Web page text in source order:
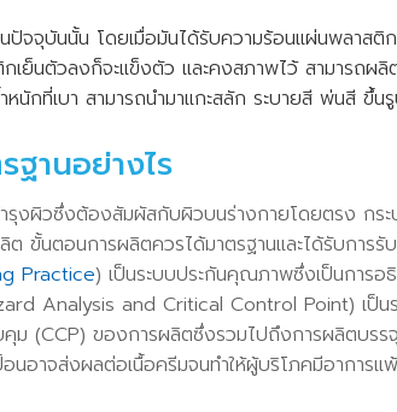
จจุบันนั้น โดยเมื่อมันได้รับความร้อนแผ่นพลาสติ
ย็นตัวลงก็จะแข็งตัว และคงสภาพไว้ สามารถผ
นักที่เบา สามารถนำมาแกะสลัก ระบายสี พ่นสี ขึ้
ฐานอย่างไร
งผิวซึ่งต้องสัมผัสกับผิวบนร่างกายโดยตรง กร
ขั้นตอนการผลิตควรได้มาตรฐานและได้รับการ
Practice) เป็นระบบประกันคุณภาพซึ่งเป็นการ
Analysis and Critical Control Point) เป็น
(CCP) ของการผลิตซึ่งรวมไปถึงการผลิตบร
อนอาจส่งผลต่อเนื้อครีมจนทำให้ผู้บริโภคมีอาการ